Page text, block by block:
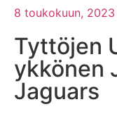
8 toukokuun, 2023
Tyttöjen
ykkönen
Jaguars